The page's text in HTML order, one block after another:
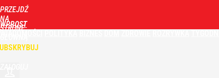
PRZEJDŹ
NA
STRONĘ
WPROST